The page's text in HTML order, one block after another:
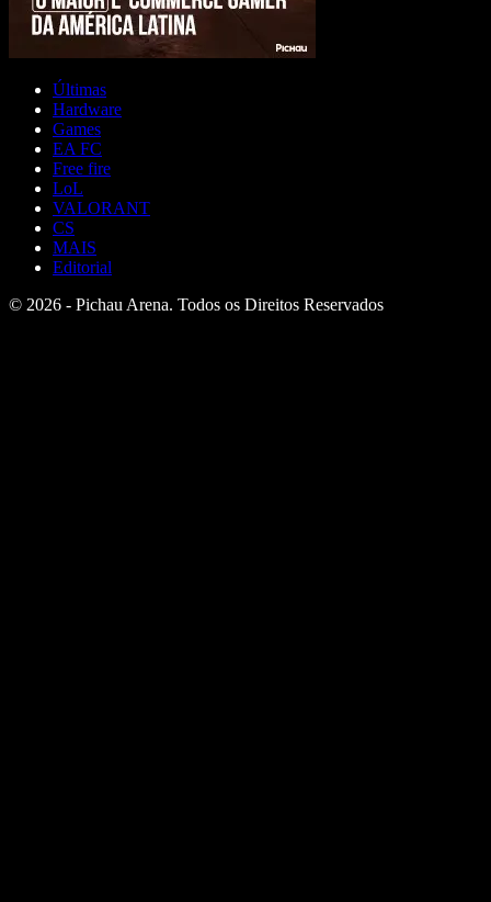
Últimas
Hardware
Games
EA FC
Free fire
LoL
VALORANT
CS
MAIS
Editorial
© 2026 - Pichau Arena. Todos os Direitos Reservados